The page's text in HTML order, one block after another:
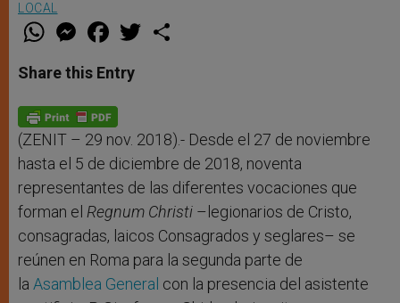
LOCAL
W
t
s
p
p
M
e
s
e
g
e
F
a
e
b
o
k
w
Share this Entry
(ZENIT – 29 nov. 2018).- Desde el 27 de noviembre
hasta el 5 de diciembre de 2018, noventa
representantes de las diferentes vocaciones que
forman el Regnum Christi –legionarios de Cristo,
consagradas, laicos Consagrados y seglares– se
reúnen en Roma para la segunda parte de
la Asamblea General con la presencia del asistente